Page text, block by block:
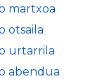
martxoa
otsaila
urtarrila
abendua